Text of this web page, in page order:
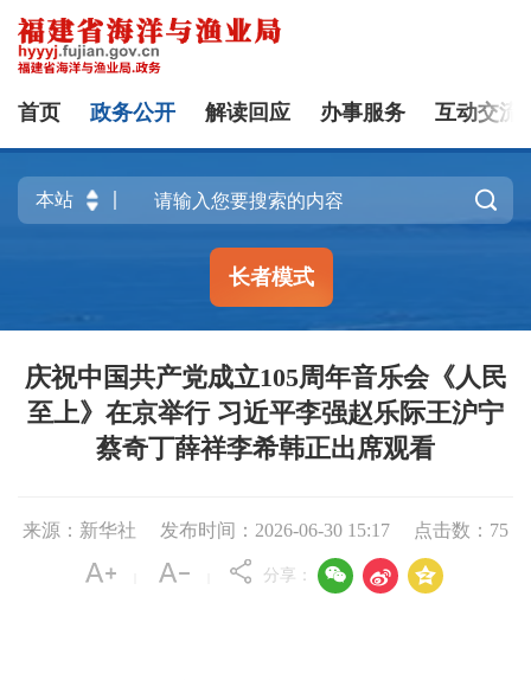
首页 政务公开 解读回应 办事服务 互动交流

长者模式
庆祝中国共产党成立105周年音乐会《人民
至上》在京举行 习近平李强赵乐际王沪宁
蔡奇丁薛祥李希韩正出席观看
来源：新华社 发布时间：2026-06-30 15:17 点击数： 75
分享：   